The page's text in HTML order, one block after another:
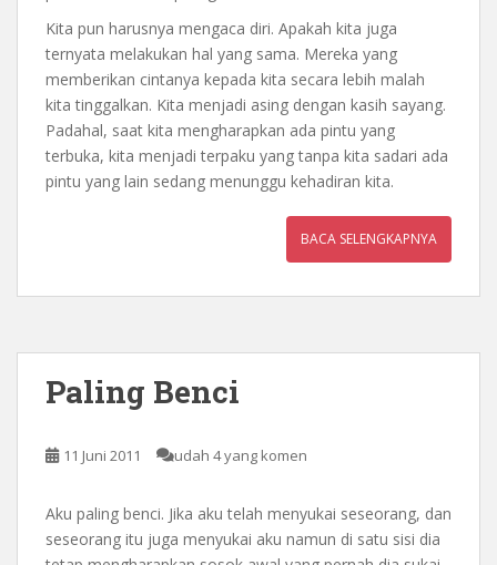
Kita pun harusnya mengaca diri. Apakah kita juga
ternyata melakukan hal yang sama. Mereka yang
memberikan cintanya kepada kita secara lebih malah
kita tinggalkan. Kita menjadi asing dengan kasih sayang.
Padahal, saat kita mengharapkan ada pintu yang
terbuka, kita menjadi terpaku yang tanpa kita sadari ada
pintu yang lain sedang menunggu kehadiran kita.
BACA SELENGKAPNYA
Paling Benci
11 Juni 2011 udah 4 yang komen
Aku paling benci. Jika aku telah menyukai seseorang, dan
seseorang itu juga menyukai aku namun di satu sisi dia